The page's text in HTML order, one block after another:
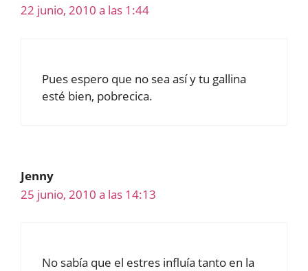
22 junio, 2010 a las 1:44
Pues espero que no sea así y tu gallina
esté bien, pobrecica.
Jenny
25 junio, 2010 a las 14:13
No sabía que el estres influía tanto en la